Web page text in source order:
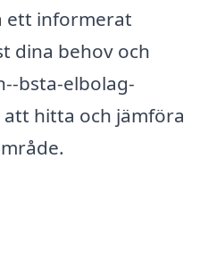
ett informerat
dina behov och
bsta-elbolag-
hitta och jämföra